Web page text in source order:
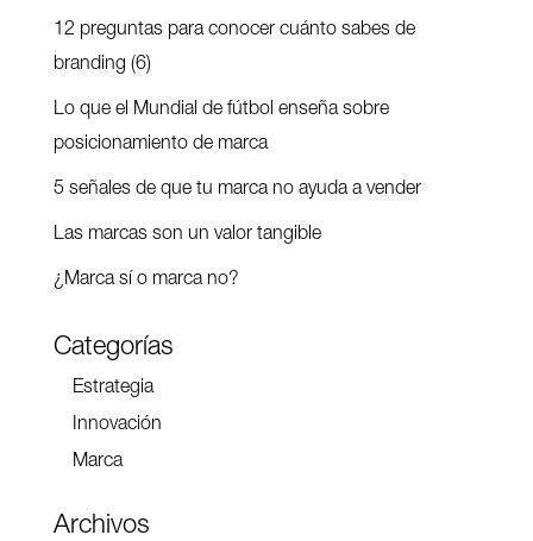
12 preguntas para conocer cuánto sabes de
branding (6)
Lo que el Mundial de fútbol enseña sobre
posicionamiento de marca
5 señales de que tu marca no ayuda a vender
Las marcas son un valor tangible
¿Marca sí o marca no?
Categorías
Estrategia
Innovación
Marca
Archivos